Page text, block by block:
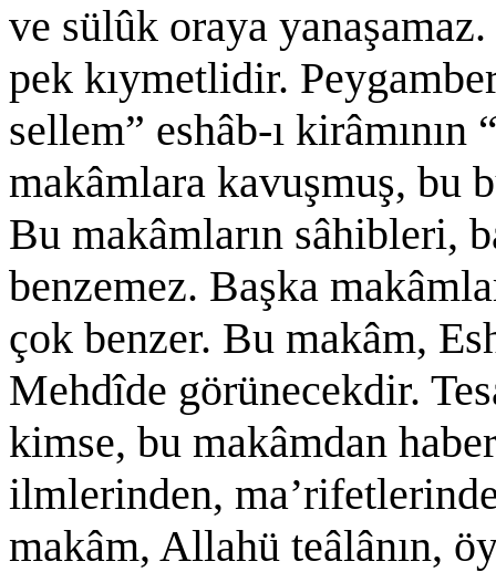
ve sülûk oraya
pek kıymetlidir.
sellem” eshâb-ı
makâmlara kavuşmuş, bu
Bu makâmların sâhibleri,
benzemez. Başka
çok benzer. Bu makâm,
Mehdîde görünecekdir.
kimse, bu makâmdan
ilmlerinden,
makâm, Allahü teâlânın,